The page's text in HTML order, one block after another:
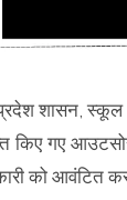
शासन, स्कूल
किए गए
को आवंटित